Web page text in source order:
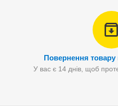
Повернення товару
У вас є 14 днів, щоб